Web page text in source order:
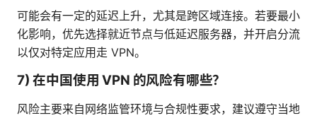
可能会有一定的延迟上升，尤其是跨区域连接。若要最小
化影响，优先选择就近节点与低延迟服务器，并开启分流
以仅对特定应用走 VPN。
7) 在中国使用 VPN 的风险有哪些？
风险主要来自网络监管环境与合规性要求，建议遵守当地